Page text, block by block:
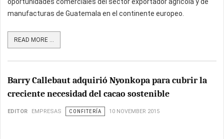
manufacturas de Guatemala en el continente europeo.
READ MORE ...
Barry Callebaut adquirió Nyonkopa para cubrir la
creciente necesidad del cacao sostenible
EDITOR EMPRESAS CONFITERÍA 10 NOVEMBER 2015